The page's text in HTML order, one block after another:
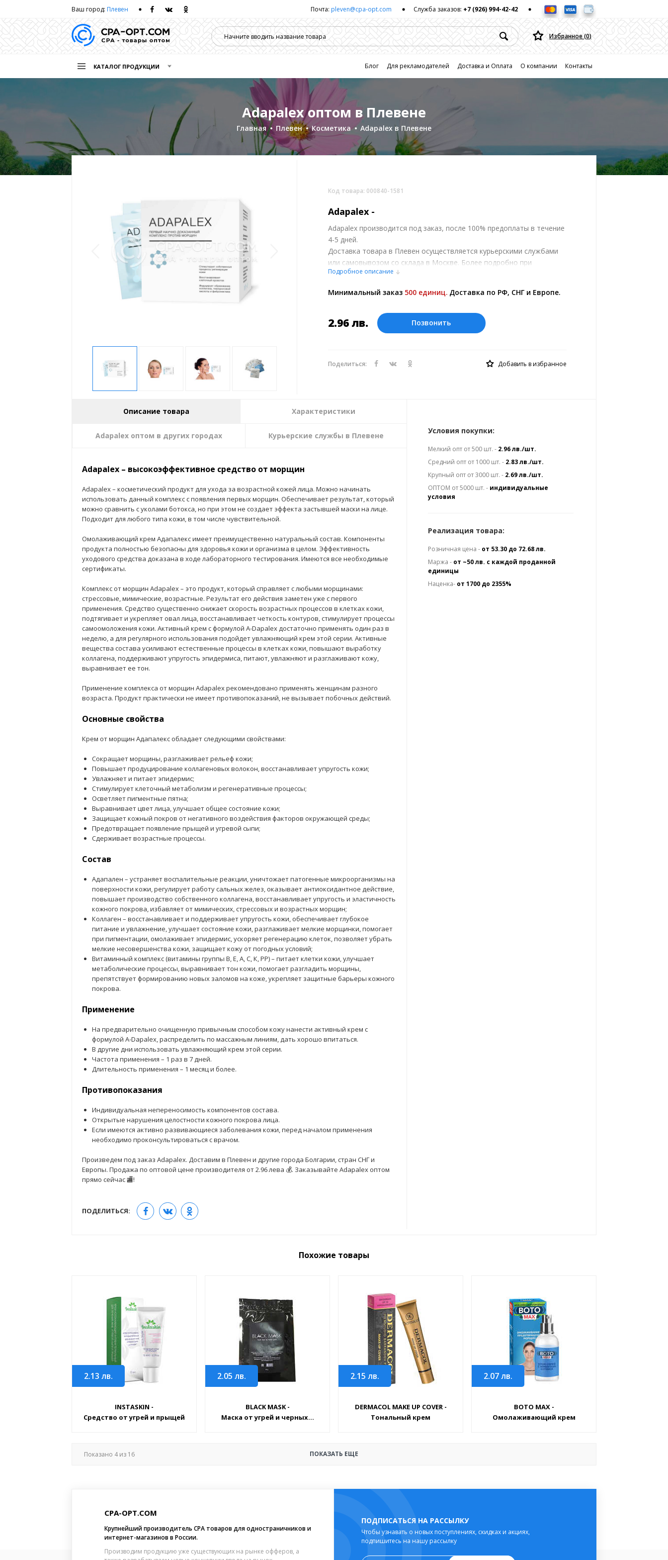
Ваш город: Плевен Почта: pleven@cpa-opt.com Служба заказов: +7 (926) 994-42-42
Избранное (0)
КАТАЛОГ ПРОДУКЦИИ Блог Для рекламодателей Доставка и Оплата О компании Контакты
Главная Плевен Косметика Adapalex в Плевене
Adapalex оптом в Плевене
Код товара: 000840-1581
Adapalex -
Adapalex производится под заказ, после 100% предоплаты в течение
4-5 дней.
Доставка товара в Плевен осуществляется курьерскими службами
или самовывозом со склада в Москве. Более подробно при
обсуждении заказа с менеджером.
курсу ЦБ РФ на 06.08.2026. Текущий курс 10 руб.= 0.269175 лв.
Подробное описание
Минимальный заказ 500 единиц. Доставка по РФ, СНГ и Европе.
2.96 лв. Позвонить
Поделиться: Добавить в избранное
Описание товара Характеристики
Adapalex оптом в других городах Курьерские службы в Плевене
Adapalex – высокоэффективное средство от морщин
Adapalex – косметический продукт для ухода за возрастной кожей лица. Можно начинать
использовать данный комплекс с появления первых морщин. Обеспечивает результат, который
можно сравнить с уколами ботокса, но при этом не создает эффекта застывшей маски на лице.
Подходит для любого типа кожи, в том числе чувствительной.
Омолаживающий крем Адапалекс имеет преимущественно натуральный состав. Компоненты
продукта полностью безопасны для здоровья кожи и организма в целом. Эффективность
уходового средства доказана в ходе лабораторного тестирования. Имеются все необходимые
сертификаты.
Комплекс от морщин Adapalex – это продукт, который справляет с любыми морщинами:
стрессовые, мимические, возрастные. Результат его действия заметен уже с первого
применения. Средство существенно снижает скорость возрастных процессов в клетках кожи,
подтягивает и укрепляет овал лица, восстанавливает четкость контуров, стимулирует процессы
самоомоложения кожи. Активный крем с формулой A-Dapalex достаточно применять один раз в
неделю, а для регулярного использования подойдет увлажняющий крем этой серии. Активные
вещества состава усиливают естественные процессы в клетках кожи, повышают выработку
коллагена, поддерживают упругость эпидермиса, питают, увлажняют и разглаживают кожу,
выравнивает ее тон.
Применение комплекса от морщин Adapalex рекомендовано применять женщинам разного
возраста. Продукт практически не имеет противопоказаний, не вызывает побочных действий.
Основные свойства
Крем от морщин Адапалекс обладает следующими свойствами:
Сокращает морщины, разглаживает рельеф кожи;
Повышает продуцирование коллагеновых волокон, восстанавливает упругость кожи;
Увлажняет и питает эпидермис;
Стимулирует клеточный метаболизм и регенеративные процессы;
Осветляет пигментные пятна;
Выравнивает цвет лица, улучшает общее состояние кожи;
Защищает кожный покров от негативного воздействия факторов окружающей среды;
Предотвращает появление прыщей и угревой сыпи;
Сдерживает возрастные процессы.
Состав
Адапален – устраняет воспалительные реакции, уничтожает патогенные микроорганизмы на
поверхности кожи, регулирует работу сальных желез, оказывает антиоксидантное действие,
повышает производство собственного коллагена, восстанавливает упругость и эластичность
кожного покрова, избавляет от мимических, стрессовых и возрастных морщин;
Коллаген – восстанавливает и поддерживает упругость кожи, обеспечивает глубокое
питание и увлажнение, улучшает состояние кожи, разглаживает мелкие морщинки, помогает
при пигментации, омолаживает эпидермис, ускоряет регенерацию клеток, позволяет убрать
мелкие несовершенства кожи, защищает кожу от погодных условий;
Витаминный комплекс (витамины группы В, Е, А, С, К, РР) – питает клетки кожи, улучшает
метаболические процессы, выравнивает тон кожи, помогает разгладить морщины,
препятствует формированию новых заломов на коже, укрепляет защитные барьеры кожного
покрова.
Применение
На предварительно очищенную привычным способом кожу нанести активный крем с
формулой A-Dapalex, распределить по массажным линиям, дать хорошо впитаться.
В другие дни использовать увлажняющий крем этой серии.
Частота применения – 1 раз в 7 дней.
Длительность применения – 1 месяц и более.
Противопоказания
Индивидуальная непереносимость компонентов состава.
Открытые нарушения целостности кожного покрова лица.
Если имеются активно развивающиеся заболевания кожи, перед началом применения
необходимо проконсультироваться с врачом.
Произведем под заказ Adapalex. Доставим в Плевен и другие города Болгарии, стран СНГ и
Европы. Продажа по оптовой цене производителя от 2.96 лева 💰. Заказывайте Adapalex оптом
прямо сейчас 🏬!
ПОДЕЛИТЬСЯ:
Условия покупки:
Мелкий опт от 500 шт. - 2.96 лв./шт.
Средний опт от 1000 шт. - 2.83 лв./шт.
Крупный опт от 3000 шт. - 2.69 лв./шт.
ОПТОМ от 5000 шт. - индивидуальные
условия
Реализация товара:
Розничная цена - от 53.30 до 72.68 лв.
Маржа - от ~50 лв. с каждой проданной
единицы
Наценка- от 1700 до 2355%
Похожие товары
2.13 лв.
INSTASKIN -
Средство от угрей и прыщей
2.05 лв.
BLACK MASK -
Маска от угрей и черных...
2.15 лв.
DERMACOL MAKE UP COVER -
Тональный крем
2.07лв.
BOTO MAX -
Омолаживающий крем
Показано 4из 16 ПОКАЗАТЬ ЕЩЕ
CPA-OPT.COM
Крупнейший производитель CPA товаров для одностраничников и
интернет-магазинов в России.
Производим продукцию уже существующих на рынке офферов, а
ПОДПИСАТЬСЯ НА РАССЫЛКУ
Чтобы узнавать о новых поступлениях, скидках и акциях,
подпишитесь на нашу рассылку